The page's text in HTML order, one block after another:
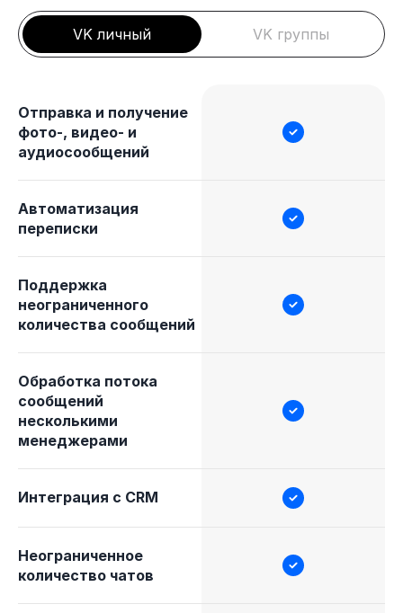
VK личный VK группы
Отправка и получение
фото-, видео- и
аудиосообщений
Автоматизация
переписки
Поддержка
неограниченного
количества сообщений
Обработка потока
сообщений
несколькими
менеджерами
Интеграция с CRM
Неограниченное
количество чатов